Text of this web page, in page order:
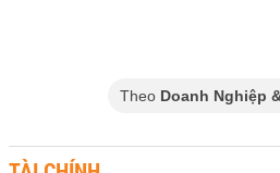
Theo Doanh Nghiệp